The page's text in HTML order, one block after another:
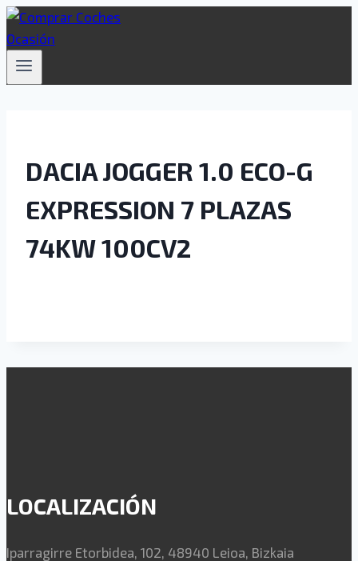
Saltar
al
contenido
DACIA JOGGER 1.0 ECO-G
EXPRESSION 7 PLAZAS
74KW 100CV2
LOCALIZACIÓN
Iparragirre Etorbidea, 102, 48940 Leioa, Bizkaia